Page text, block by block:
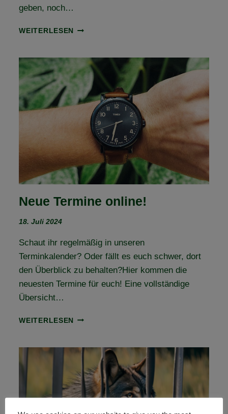
geben, noch…
WEITERLESEN
KOOPERATION
WEDDIG
VON
SMARTREITER
—
NEUE
KURS-
TERMINE
ONLINE
Neue Termine online!
18. Juli 2024
Schaut ihr regelmäßig in unseren
Terminkalender? Oder fällt es euch schwer, dort
den Überblick zu behalten?Hier kommen die
neuesten Termine für euch! Eine vollständige
Übersicht…
WEITERLESEN NEUE